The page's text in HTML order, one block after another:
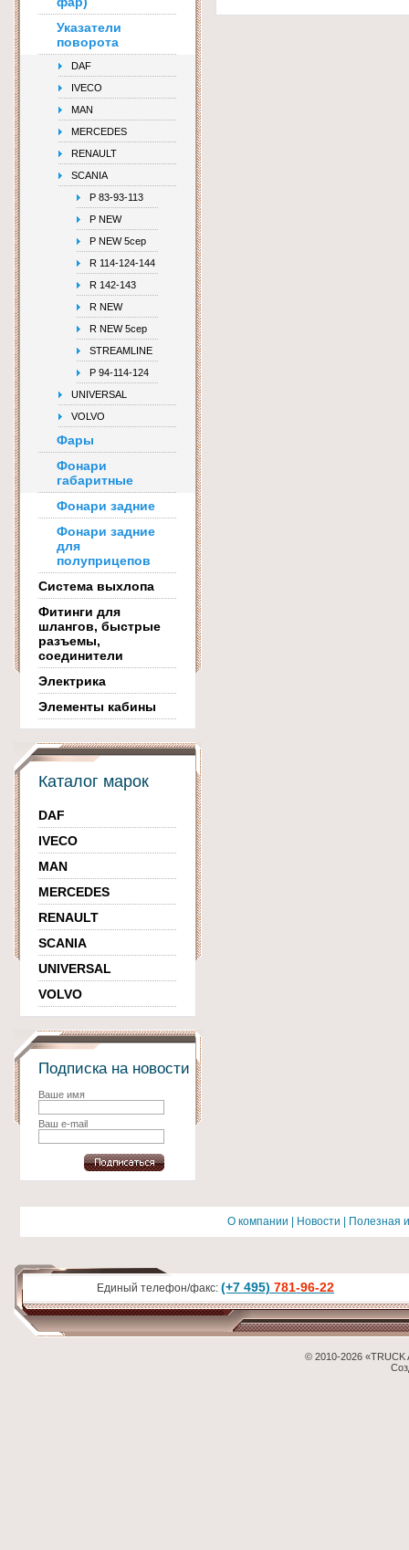
Указатели
поворота
DAF
IVECO
MAN
MERCEDES
RENAULT
SCANIA
P 83-93-113
P NEW
P NEW 5сер
R 114-124-144
R 142-143
R NEW
R NEW 5сер
STREAMLINE
Р 94-114-124
UNIVERSAL
VOLVO
Фары
Фонари
габаритные
Фонари задние
Фонари задние
для
полуприцепов
Система выхлопа
Фитинги для
шлангов, быстрые
разъемы,
соединители
Электрика
Элементы кабины
Каталог марок
DAF
IVECO
MAN
MERCEDES
RENAULT
SCANIA
UNIVERSAL
VOLVO
Подписка на новости
Ваше имя
Ваш e-mail
О компании Новости Полезная
Единый телефон/факс: (+7 495) 781-96-22
© 2010-2026